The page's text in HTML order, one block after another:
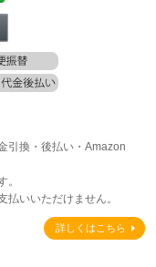
引換・後払い・Amazon
。
いいただけません。
詳しくはこちら